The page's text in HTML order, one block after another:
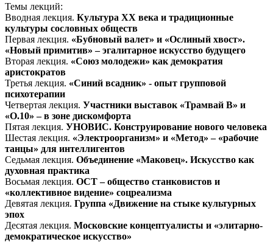
Темы лекций:
Вводная лекция. Культура ХХ века и традиционные
культуры сословных обществ
Первая лекция. «Бубновый валет» и «Ослиный хвост».
«Новый примитив» – эгалитарное искусство будущего
Вторая лекция. «Союз молодежи» как демократия
аристократов
Третья лекция. «Синий всадник» - опыт групповой
психотерапии
Четвертая лекция. Участники выставок «Трамвай В» и
«О.10» – в зоне дискомфорта
Пятая лекция. УНОВИС. Конструирование нового человека
Шестая лекция. «Электроорганизм» и «Метод» – «рабочие
танцы» для интеллигентов
Седьмая лекция. Объединение «Маковец». Искусство как
духовная практика
Восьмая лекция. ОСТ – общество станковистов и
«коллективное видение» соцреализма
Девятая лекция. Группа «Движение на стыке культурных
эпох
Десятая лекция. Московские концептуалисты и «элитарно-
демократическое искусство»